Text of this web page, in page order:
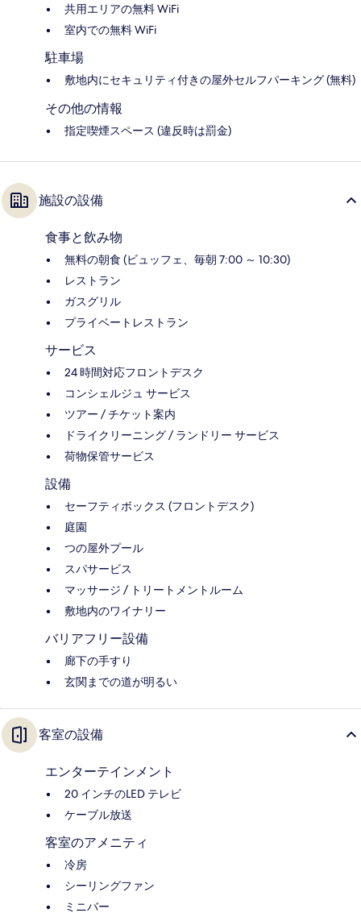
共用エリアの無料 WiFi
室内での無料 WiFi
駐車場
敷地内にセキュリティ付きの屋外セルフパーキング (無料)
その他の情報
指定喫煙スペース (違反時は罰金)
施設の設備
食事と飲み物
無料の朝食 (ビュッフェ、毎朝 7:00 ～ 10:30)
レストラン
ガスグリル
プライベートレストラン
サービス
24 時間対応フロントデスク
コンシェルジュ サービス
ツアー / チケット案内
ドライクリーニング / ランドリー サービス
荷物保管サービス
設備
セーフティボックス (フロントデスク)
庭園
つの屋外プール
スパサービス
マッサージ / トリートメントルーム
敷地内のワイナリー
バリアフリー設備
廊下の手すり
玄関までの道が明るい
客室の設備
エンターテインメント
20 インチのLED テレビ
ケーブル放送
客室のアメニティ
冷房
シーリングファン
ミニバー